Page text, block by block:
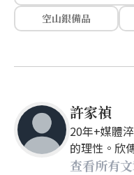
空山銀備品
許家禎
20年+媒體
的理性。欣
查看所有